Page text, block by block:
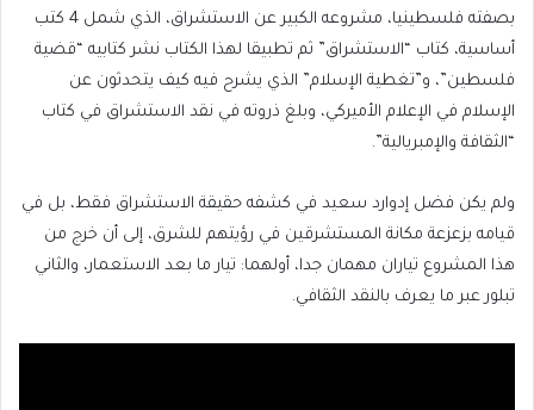
بصفته فلسطينيا، مشروعه الكبير عن الاستشراق، الذي شمل 4 كتب
أساسية، كتاب “الاستشراق” ثم تطبيقا لهذا الكتاب نشر كتابيه “قضية
فلسطين”، و”تغطية الإسلام” الذي يشرح فيه كيف يتحدثون عن
الإسلام في الإعلام الأميركي، وبلغ ذروته في نقد الاستشراق في كتاب
“الثقافة والإمبريالية”.
ولم يكن فضل إدوارد سعيد في كشفه حقيقة الاستشراق فقط، بل في
قيامه بزعزعة مكانة المستشرقين في رؤيتهم للشرق، إلى أن خرج من
هذا المشروع تياران مهمان جدا، أولهما: تيار ما بعد الاستعمار، والثاني
تبلور عبر ما يعرف بالنقد الثقافي.